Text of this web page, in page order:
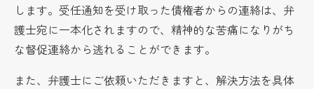
します。受任通知を受け取った債権者からの連絡は、弁
護士宛に一本化されますので、精神的な苦痛になりがち
な督促連絡から逃れることができます。
また、弁護士にご依頼いただきますと、解決方法を具体